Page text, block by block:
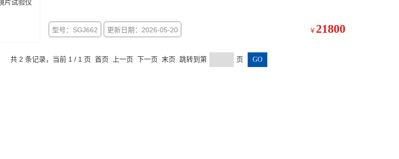
型号：SGJ662 更新日期：2026-05-20 ￥ 21800
共 2 条记录，当前 1 / 1 页 首页 上一页 下一页 末页 跳转到第 页